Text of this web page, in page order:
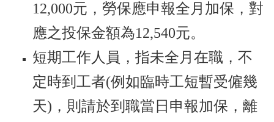
12,000元，勞保應申報全月加保，對
應之投保金額為12,540元。
短期工作人員，指未全月在職，不
定時到工者(例如臨時工短暫受僱幾
天)，則請於到職當日申報加保，離